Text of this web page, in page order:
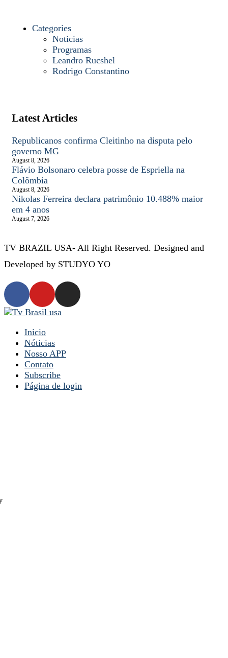
Categories
Noticias
Programas
Leandro Rucshel
Rodrigo Constantino
Latest Articles
Republicanos confirma Cleitinho na disputa pelo
governo MG
August 8, 2026
Flávio Bolsonaro celebra posse de Espriella na
Colômbia
August 8, 2026
Nikolas Ferreira declara patrimônio 10.488% maior
em 4 anos
August 7, 2026
TV BRAZIL USA- All Right Reserved. Designed and
Developed by STUDYO YO
Inicio
Nóticias
Nosso APP
Contato
Subscribe
Página de login